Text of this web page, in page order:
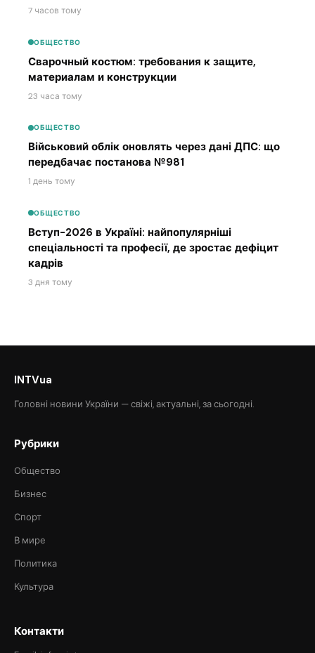
7 часов тому
ОБЩЕСТВО
Сварочный костюм: требования к защите,
материалам и конструкции
23 часа тому
ОБЩЕСТВО
Військовий облік оновлять через дані ДПС: що
передбачає постанова №981
1 день тому
ОБЩЕСТВО
Вступ-2026 в Україні: найпопулярніші
спеціальності та професії, де зростає дефіцит
кадрів
3 дня тому
INTVua
Головні новини України — свіжі, актуальні, за сьогодні.
Рубрики
Общество
Бизнес
Спорт
В мире
Политика
Культура
Контакти